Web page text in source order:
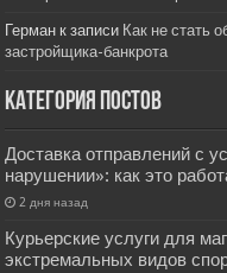
Герман к записи Как не стать
застройщика-банкрота
Категория постов
Доставка отправлений с
нарушении»: как это
2 дня назад
Курьерские услуги для
экстремальных видов